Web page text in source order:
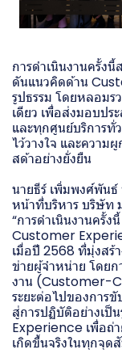
การดำเนินงานครั้ง
ดันแนวคิดด้าน
รูปธรรม โดยหลอม
เดียว เพื่อส่งมอบป
และทุกศูนย์บริการทั่
ไว้วางใจ และความ
สด้าอย่างยั่งยืน
นายธีร์ เพิ่มพงศ์พันธ์
หน้าที่บริหาร บริษัท
“การดำเนินงานครั้
Customer
เมื่อปี 2568 ที่มุ่งสร้
ข่ายผู้จำหน่าย โดย
งาน (Customer-
ระยะต่อไปของการ
สู่การปฏิบัติอย่างเป็
Experience เพื่อถ่
เกิดขึ้นจริงในทุกจุด